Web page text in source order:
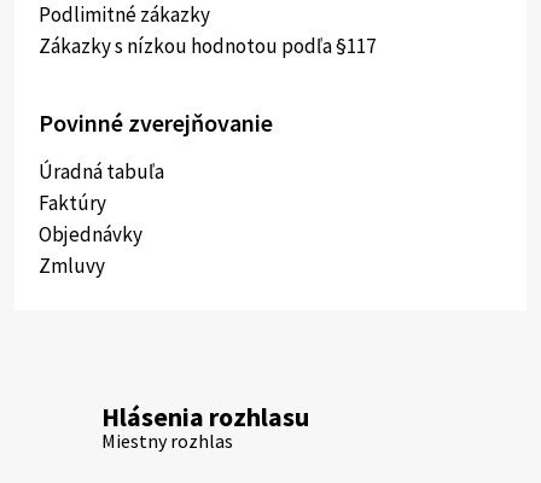
Podlimitné zákazky
Zákazky s nízkou hodnotou podľa §117
Povinné zverejňovanie
Úradná tabuľa
Faktúry
Objednávky
Zmluvy
Hlásenia rozhlasu
Miestny rozhlas